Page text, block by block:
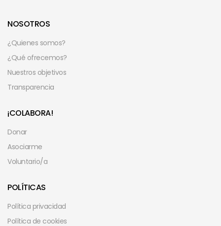
NOSOTROS
¿Quienes somos?
¿Qué ofrecemos?
Nuestros objetivos
Transparencia
¡COLABORA!
Donar
Asociarme
Voluntario/a
POLÍTICAS
Política privacidad
Política de cookies